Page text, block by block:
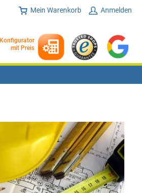
Anmelden
Mein Warenkorb
Konfigurator
mit Preis